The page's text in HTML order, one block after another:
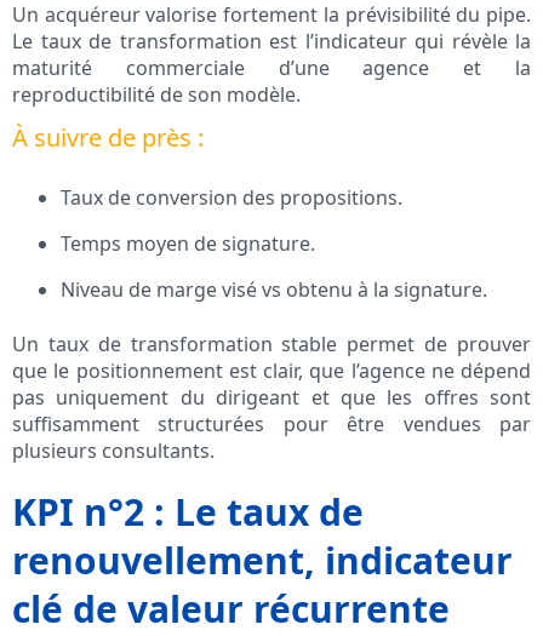
Un acquéreur valorise fortement la prévisibilité du pipe.
Le taux de transformation est l’indicateur qui révèle la
maturité commerciale d’une agence et la
reproductibilité de son modèle.
À suivre de près :
Taux de conversion des propositions.
Temps moyen de signature.
Niveau de marge visé vs obtenu à la signature.
Un taux de transformation stable permet de prouver
que le positionnement est clair, que l’agence ne dépend
pas uniquement du dirigeant et que les offres sont
suffisamment structurées pour être vendues par
plusieurs consultants.
KPI n°2 : Le taux de
renouvellement, indicateur
clé de valeur récurrente